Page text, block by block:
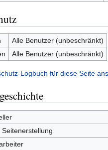
Alle Benutzer (unbeschränkt)
Alle Benutzer (unbeschränkt)
Logbuch für diese Seite